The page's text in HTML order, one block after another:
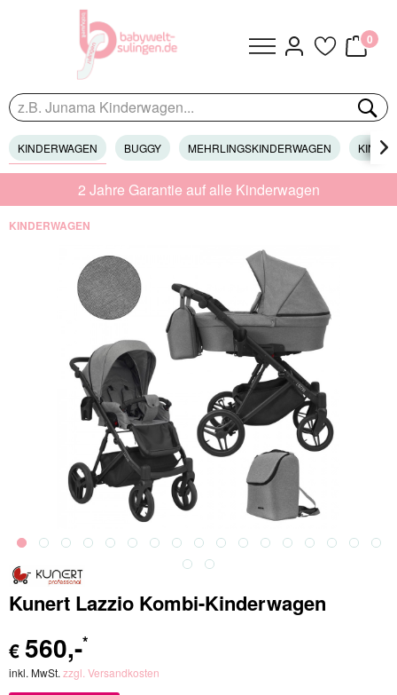
0
KINDERWAGEN BUGGY MEHRLINGSKINDERWAGEN 
2 Jahre Garantie auf alle Kinderwagen
KINDERWAGEN
Kunert Lazzio Kombi-Kinderwagen
€ 560,-*
inkl. MwSt. zzgl. Versandkosten